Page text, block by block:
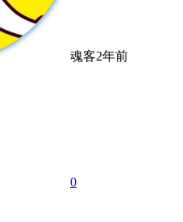
魂客2年前
0